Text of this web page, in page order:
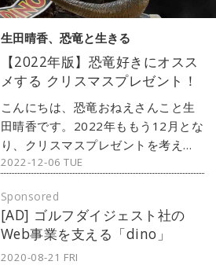
【2022年版】恐竜好きにオスス
メする クリスマスプレゼント！
こんにちは、恐竜おねえさんこと生
田晴香です。2022年ももう12月とな
り、クリスマスプレゼントを考える
時期がやってまいりました。今回は
レゼントを老若男女向けと、子ども
向けにご紹介していきます。
2022-12-06 TUE
生田晴香、恐竜と生きる
[AD] ゴルフダイジェスト社の
Web事業を支える「dino」
Sponsored
2020-08-21 FRI